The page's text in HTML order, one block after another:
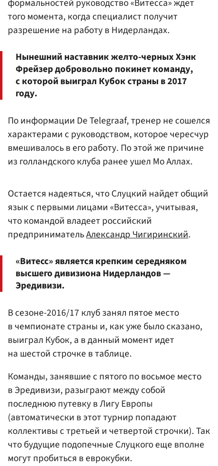
формальностей руководство «Витесса» ждет
того момента, когда специалист получит
разрешение на работу в Нидерландах.
Нынешний наставник желто-черных Хэнк
Фрейзер добровольно покинет команду,
с которой выиграл Кубок страны в 2017
году.
По информации De Telegraaf, тренер не сошелся
характерами с руководством, которое чересчур
вмешивалось в его работу. По этой же причине
из голландского клуба ранее ушел Мо Аллах.
Остается надеяться, что Слуцкий найдет общий
язык с первыми лицами «Витесса», учитывая,
что командой владеет российский
предпринимательАлександр Чигиринский.
«Витесс» является крепким середняком
высшего дивизиона Нидерландов —
Эредивизи.
В сезоне-2016/17 клуб занял пятое место
в чемпионате страны и, как уже было сказано,
выиграл Кубок, а в данный момент идет
на шестой строчке в таблице.
Команды, занявшие с пятого по восьмое место
в Эредивизи, разыграют между собой
последнюю путевку в Лигу Европы
(автоматически в этот турнир попадают
коллективы с третьей и четвертой строчки). Так
что будущие подопечные Слуцкого еще вполне
могут пробиться в еврокубки.